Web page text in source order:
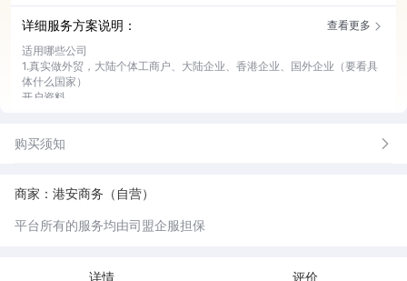
详细服务方案说明：
查看更多
适用哪些公司
1.真实做外贸，大陆个体工商户、大陆企业、香港企业、国外企业（要看具
体什么国家）
开户资料
3.kyc
重点说明
购买须知
商家：港安商务（自营）
平台所有的服务均由司盟企服担保
详情 评价